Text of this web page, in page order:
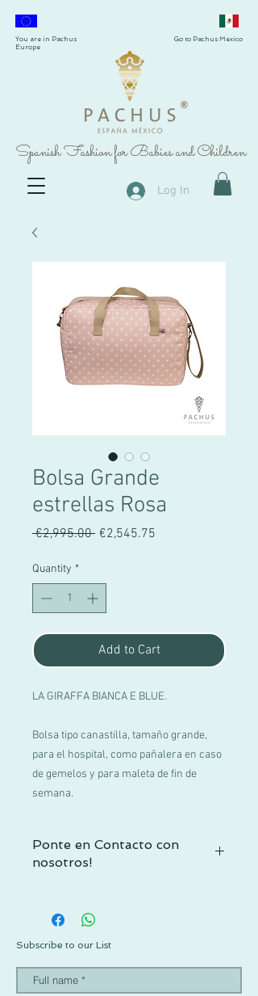
®
Spanish Fashion for Babies and Children
You are in Pachus
Europe
Go to Pachus Mexico
Log In
Bolsa Grande
estrellas Rosa
€2,995.00 Regular
€2,545.75
Quantity *
Add to Cart
LA GIRAFFA BIANCA E BLUE.
Bolsa tipo canastilla, tamaño grande,
para el hospital, como pañalera en caso
de gemelos y para maleta de fin de
semana.
Ponte en Contacto con
nosotros!
duda, contactacnos por WhatsApp al +52
1 55 3719 1601 o por mail a
info@pachus.com.mx
Subscribe to our List